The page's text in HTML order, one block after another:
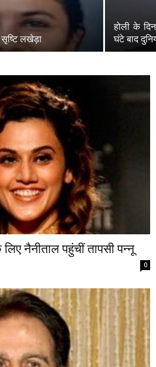
लखेड़ा
होली के
घंटे बाद
नैनीताल पहुंचीं तापसी पन्नू
0